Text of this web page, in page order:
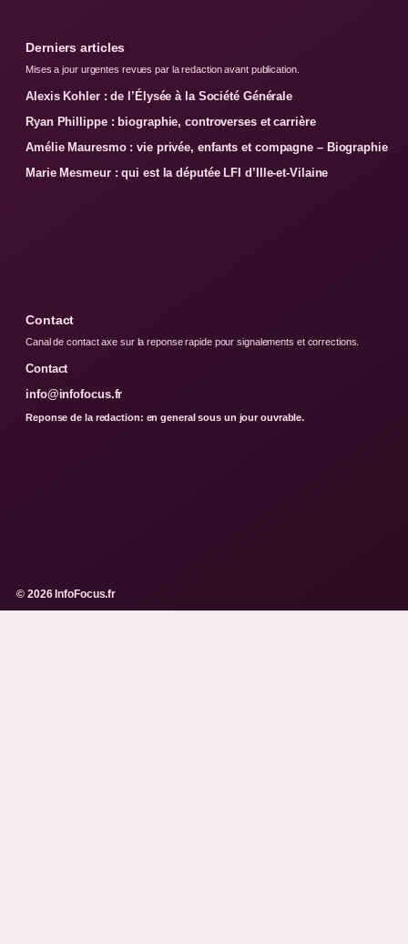
Derniers articles
Mises a jour urgentes revues par la redaction avant publication.
Alexis Kohler : de l’Élysée à la Société Générale
Ryan Phillippe : biographie, controverses et carrière
Amélie Mauresmo : vie privée, enfants et compagne – Biographie
Marie Mesmeur : qui est la députée LFI d’Ille-et-Vilaine
Contact
Canal de contact axe sur la reponse rapide pour signalements et corrections.
Contact
info@infofocus.fr
Reponse de la redaction: en general sous un jour ouvrable.
© 2026 InfoFocus.fr